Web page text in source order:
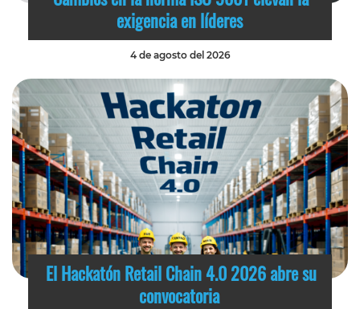
exigencia en líderes
4 de agosto del 2026
El Hackatón Retail Chain 4.0 2026 abre su
convocatoria